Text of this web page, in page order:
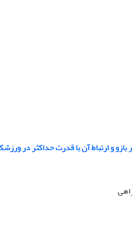
و ارتباط آن با قدرت حداکثر در